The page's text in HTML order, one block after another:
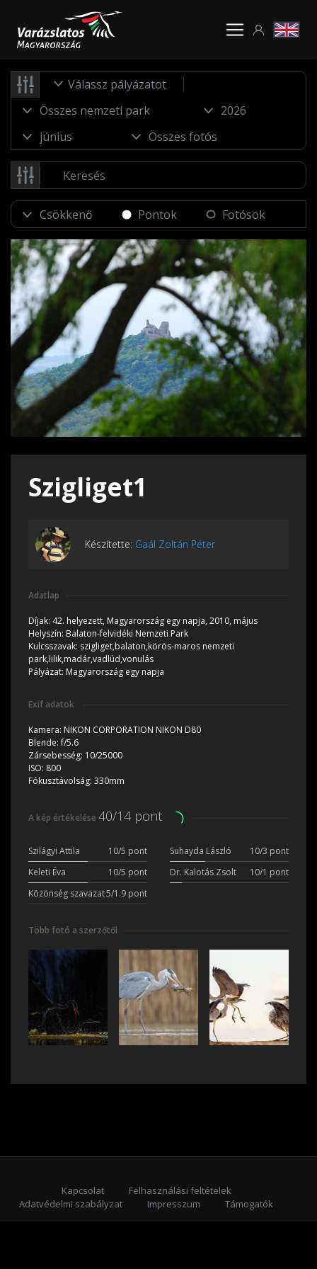
Válassz pályázatot
Pontok Fotósok
Szigliget1
Készítette: Gaál Zoltán Péter
Adatlap
Díjak: 42. helyezett, Magyarország egy napja, 2010, május
Helyszín: Balaton-felvidéki Nemzeti Park
Kulcsszavak: szigliget,balaton,körös-maros nemzeti
park,lilik,madár,vadlúd,vonulás
Pályázat: Magyarország egy napja
Exif adatok
Kamera: NIKON CORPORATION NIKON D80
Blende:f/5.6
Zársebesség: 10/25000
ISO: 800
Fókusztávolság: 330mm
A kép értékelése 40/14 pont
Szilágyi Attila 10/5 pont Suhayda László
10/3 pont
Keleti Éva
10/5 pont Dr. Kalotás Zsolt
10/1 pont
Közönség szavazat5/1.9 pont
Több fotó a szerzőtől
Kapcsolat
Felhasználási feltételek
Adatvédelmi szabályzat
Impresszum
Támogatók